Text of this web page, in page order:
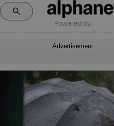
Powered by:
Advertisement